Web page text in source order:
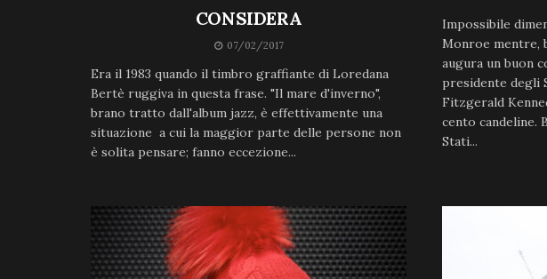
CONSIDERA
07/02/2017
Era il 1983 quando il timbro graffiante di Loredana
Bertè ruggiva in questa frase. "Il mare d'inverno",
brano tratto dall'album jazz, è effettivamente una
situazione a cui la maggior parte delle persone non
è solita pensare; fanno eccezione...
Impossibile
Monroe mentre,
augura un buon
presidente degli
Fitzgerald
cento candeline.
Stati...